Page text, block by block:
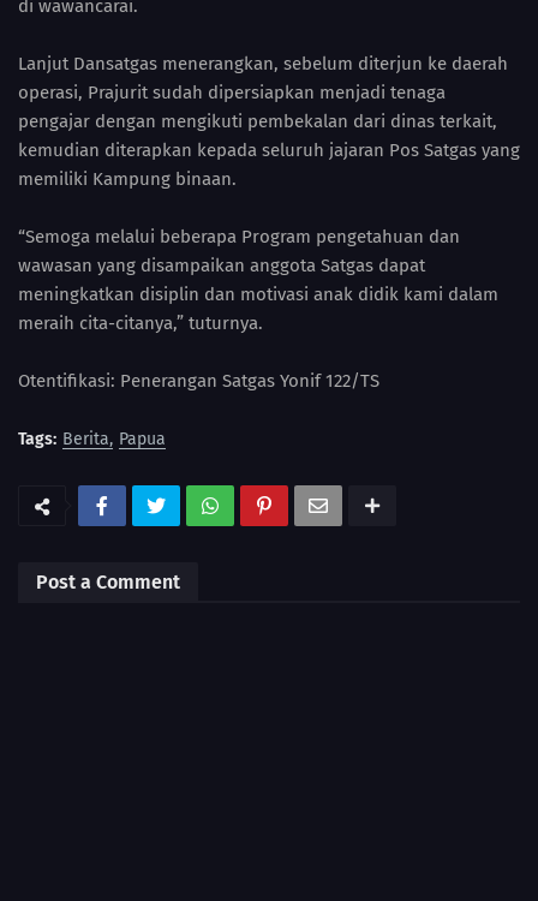
di wawancarai.
Lanjut Dansatgas menerangkan, sebelum diterjun ke daerah
operasi, Prajurit sudah dipersiapkan menjadi tenaga
pengajar dengan mengikuti pembekalan dari dinas terkait,
kemudian diterapkan kepada seluruh jajaran Pos Satgas yang
memiliki Kampung binaan.
“Semoga melalui beberapa Program pengetahuan dan
wawasan yang disampaikan anggota Satgas dapat
meningkatkan disiplin dan motivasi anak didik kami dalam
meraih cita-citanya,” tuturnya.
Otentifikasi: Penerangan Satgas Yonif 122/TS
Tags: Berita Papua
Post a Comment